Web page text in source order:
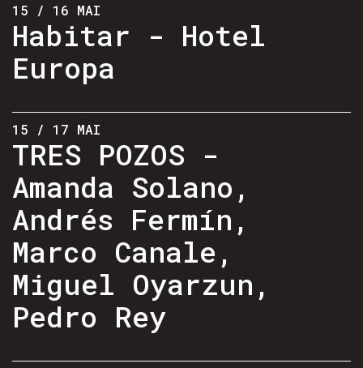
15 / 16 MAI
Habitar - Hotel
Europa
15 / 17 MAI
TRES POZOS -
Amanda Solano,
Andrés Fermín,
Marco Canale,
Miguel Oyarzun,
Pedro Rey